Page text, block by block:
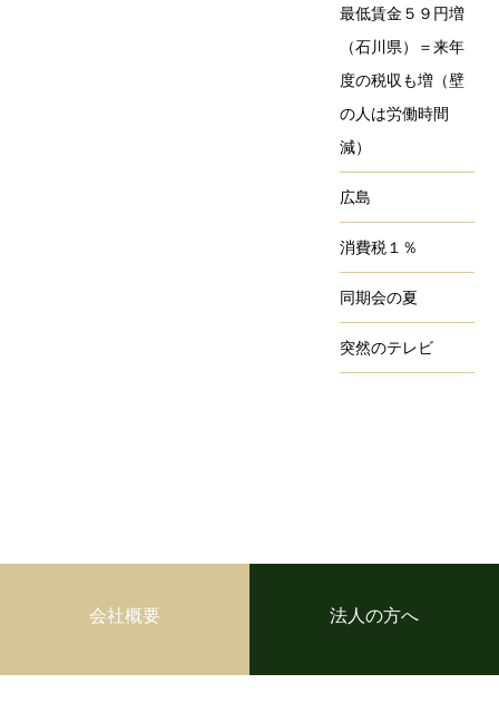
最低賃金５９円増
（石川県）＝来年
度の税収も増（壁
の人は労働時間
減）
広島
消費税１％
同期会の夏
突然のテレビ
会社概要 法人の方へ